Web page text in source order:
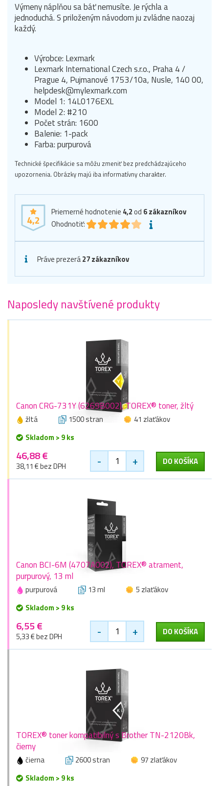
Výmeny náplňou sa báť nemusíte. Je rýchla a
jednoduchá. S priloženým návodom ju zvládne naozaj
každý.
Výrobce: Lexmark
Lexmark International Czech s.r.o., Praha 4 /
Prague 4, Pujmanové 1753/10a, Nusle, 140 00,
helpdesk@mylexmark.com
Model 1: 14L0176EXL
Model 2: #210
Počet strán: 1600
Balenie: 1-pack
Farba: purpurová
Technické špecifikácie sa môžu zmeniť bez predchádzajúceho
upozornenia. Obrázky majú iba informatívny charakter.
4,2
Priemerné hodnotenie 4,2od 6zákazníkov
Ohodnotiť:
Práve prezerá27 zákazníkov
Naposledy navštívené produkty
Canon CRG-731Y (6269B002), TOREX® toner, žltý
žltá 1500 stran
41 zlaťákov
Skladom > 9 ks
46,88 €
38,11 € bez DPH - + DO KOŠÍKA
Canon BCI-6M (4707A002), TOREX® atrament,
purpurový, 13 ml
purpurová 13 ml
5 zlaťákov
Skladom > 9 ks
6,55 €
5,33 € bez DPH - + DO KOŠÍKA
TOREX® toner kompatibilný s Brother TN-2120Bk,
čierny
čierna 2600 stran
97 zlaťákov
Skladom > 9 ks